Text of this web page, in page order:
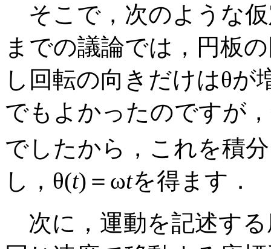
そこで，次のような
までの議論では，円板
し回転の向きだけはθが
でもよかったのですが
でしたから，これを積
し，θ(t)＝ωtを得ます．
次に，運動を記述す